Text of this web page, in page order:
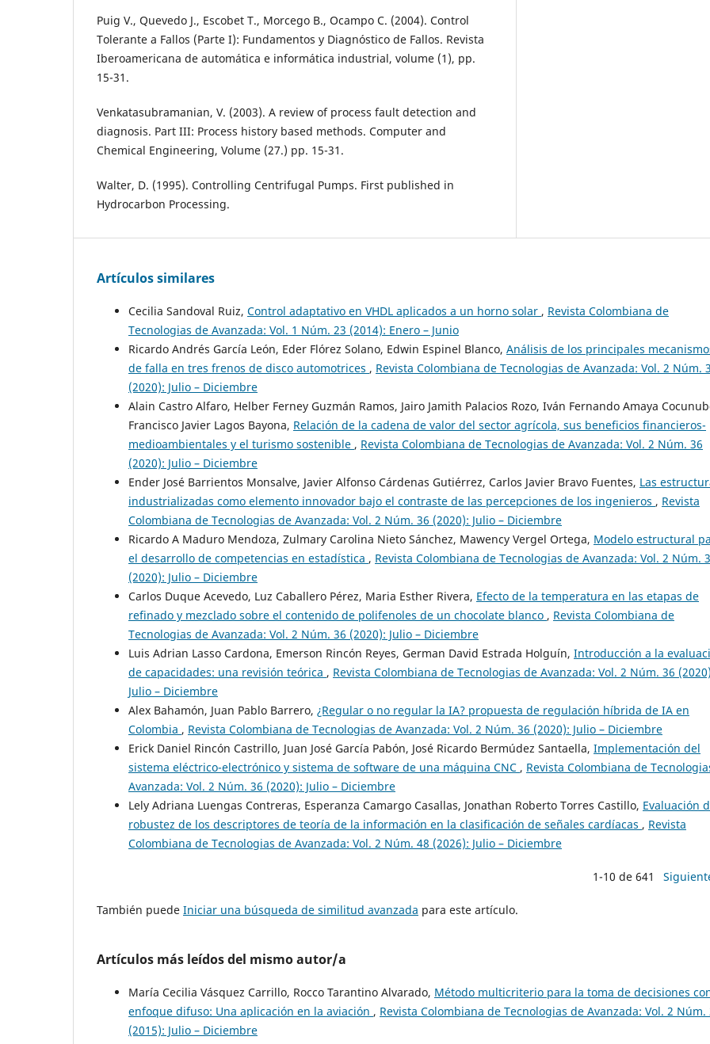
Puig V., Quevedo J., Escobet T., Morcego B., Ocampo C. (2004). Control
Tolerante a Fallos (Parte I): Fundamentos y Diagnóstico de Fallos. Revista
Iberoamericana de automática e informática industrial, volume (1), pp.
15-31.
Venkatasubramanian, V. (2003). A review of process fault detection and
diagnosis. Part III: Process history based methods. Computer and
Chemical Engineering, Volume (27.) pp. 15-31.
Walter, D. (1995). Controlling Centrifugal Pumps. First published in
Hydrocarbon Processing.
Artículos similares
Cecilia Sandoval Ruiz, Control adaptativo en VHDL aplicados a un horno solar , Revista Colombiana de
Tecnologias de Avanzada: Vol. 1 Núm. 23 (2014): Enero – Junio
Ricardo Andrés García León, Eder Flórez Solano, Edwin Espinel Blanco, Análisis de los principales
de falla en tres frenos de disco automotrices , Revista Colombiana de Tecnologias de Avanzada: Vol. 2 Núm.
(2020): Julio – Diciembre
Alain Castro Alfaro, Helber Ferney Guzmán Ramos, Jairo Jamith Palacios Rozo, Iván Fernando Amaya
Francisco Javier Lagos Bayona, Relación de la cadena de valor del sector agrícola, sus beneficios financieros-
medioambientales y el turismo sostenible , Revista Colombiana de Tecnologias de Avanzada: Vol. 2 Núm. 36
(2020): Julio – Diciembre
Ender José Barrientos Monsalve, Javier Alfonso Cárdenas Gutiérrez, Carlos Javier Bravo Fuentes, Las
industrializadas como elemento innovador bajo el contraste de las percepciones de los ingenieros , Revista
Colombiana de Tecnologias de Avanzada: Vol. 2 Núm. 36 (2020): Julio – Diciembre
Ricardo A Maduro Mendoza, Zulmary Carolina Nieto Sánchez, Mawency Vergel Ortega, Modelo estructural
el desarrollo de competencias en estadística , Revista Colombiana de Tecnologias de Avanzada: Vol. 2 Núm.
(2020): Julio – Diciembre
Carlos Duque Acevedo, Luz Caballero Pérez, Maria Esther Rivera, Efecto de la temperatura en las etapas de
refinado y mezclado sobre el contenido de polifenoles de un chocolate blanco , Revista Colombiana de
Tecnologias de Avanzada: Vol. 2 Núm. 36 (2020): Julio – Diciembre
Luis Adrian Lasso Cardona, Emerson Rincón Reyes, German David Estrada Holguín, Introducción a la
de capacidades: una revisión teórica , Revista Colombiana de Tecnologias de Avanzada: Vol. 2 Núm. 36
Julio – Diciembre
Alex Bahamón, Juan Pablo Barrero, ¿Regular o no regular la IA? propuesta de regulación híbrida de IA en
Colombia , Revista Colombiana de Tecnologias de Avanzada: Vol. 2 Núm. 36 (2020): Julio – Diciembre
Erick Daniel Rincón Castrillo, Juan José García Pabón, José Ricardo Bermúdez Santaella, Implementación del
sistema eléctrico-electrónico y sistema de software de una máquina CNC , Revista Colombiana de
Avanzada: Vol. 2 Núm. 36 (2020): Julio – Diciembre
Lely Adriana Luengas Contreras, Esperanza Camargo Casallas, Jonathan Roberto Torres Castillo, Evaluación
robustez de los descriptores de teoría de la información en la clasificación de señales cardíacas , Revista
Colombiana de Tecnologias de Avanzada: Vol. 2 Núm. 48 (2026): Julio – Diciembre
1-10 de 641
También puede Iniciar una búsqueda de similitud avanzada para este artículo.
Artículos más leídos del mismo autor/a
María Cecilia Vásquez Carrillo, Rocco Tarantino Alvarado, Método multicriterio para la toma de decisiones
enfoque difuso: Una aplicación en la aviación , Revista Colombiana de Tecnologias de Avanzada: Vol. 2 Núm.
(2015): Julio – Diciembre